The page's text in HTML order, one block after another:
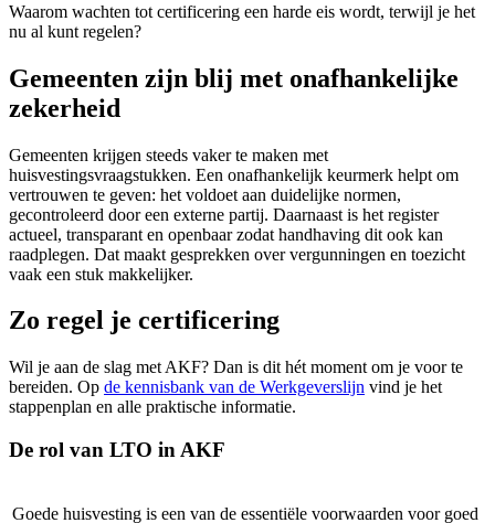
Waarom wachten tot certificering een harde eis wordt, terwijl je het
nu al kunt regelen?
Gemeenten zijn blij met onafhankelijke
zekerheid
Gemeenten krijgen steeds vaker te maken met
huisvestingsvraagstukken. Een onafhankelijk keurmerk helpt om
vertrouwen te geven: het voldoet aan duidelijke normen,
gecontroleerd door een externe partij. Daarnaast is het register
actueel, transparant en openbaar zodat handhaving dit ook kan
raadplegen. Dat maakt gesprekken over vergunningen en toezicht
vaak een stuk makkelijker.
Zo regel je certificering
Wil je aan de slag met AKF? Dan is dit hét moment om je voor te
bereiden. Op de kennisbank van de Werkgeverslijn vind je het
stappenplan en alle praktische informatie.
De rol van LTO in AKF
Goede huisvesting is een van de essentiële voorwaarden voor goed